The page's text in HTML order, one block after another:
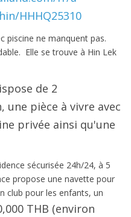
HHHQ25310
piscine ne manquent pas.
Elle se trouve à Hin Lek
de 2
une pièce à vivre avec
privée ainsi qu'une
sécurisée 24h/24, à 5
propose une navette pour
club pour les enfants, un
THB (environ